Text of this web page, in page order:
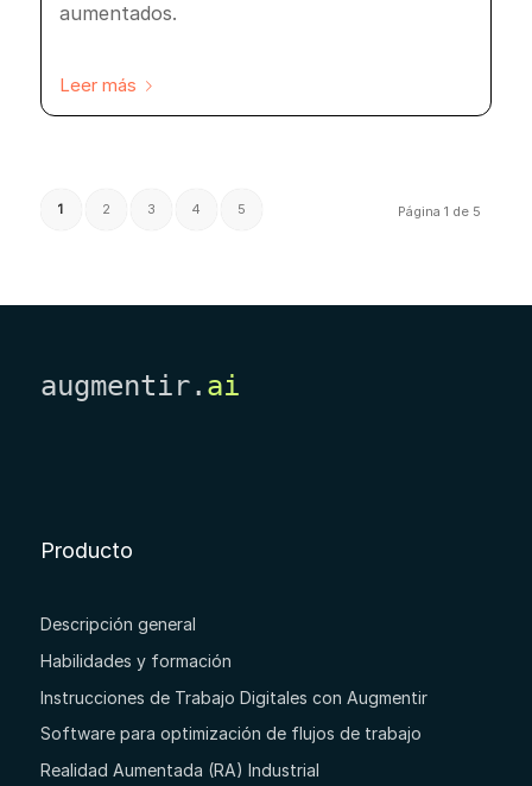
aumentados.
Leer más
Página 1 de 5
1 2 3 4 5
augmentir. ai
Producto
Descripción general
Habilidades y formación
Instrucciones de Trabajo Digitales con Augmentir
Software para optimización de flujos de trabajo
Realidad Aumentada (RA) Industrial